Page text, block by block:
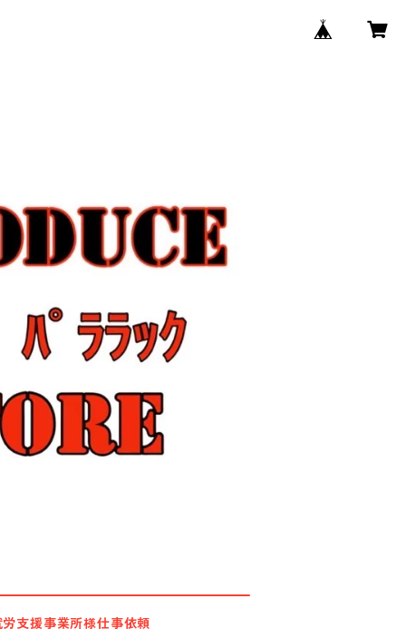
労支援事業所様仕事依頼